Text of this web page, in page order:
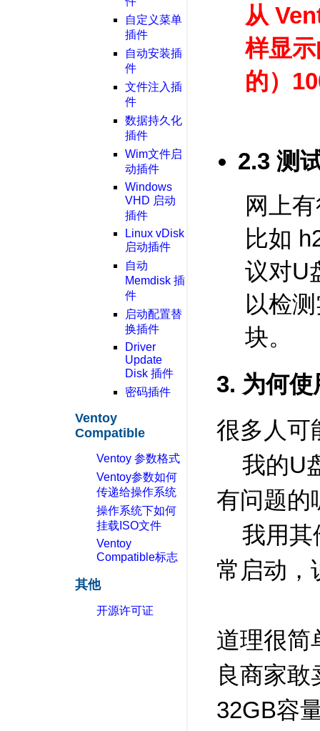
自定义菜单
插件
自动安装插
件
文件注入插
件
数据持久化
插件
Wim文件启
动插件
Windows
VHD 启动
插件
Linux vDisk
启动插件
自动
Memdisk 插
件
启动配置替
换插件
Driver
Update
Disk 插件
密码插件
Ventoy
Compatible
Ventoy 参数格式
Ventoy参数如何
传递给操作系统
操作系统下如何
挂载ISO文件
Ventoy
Compatible标志
其他
开源许可证
从
样显
的）
2.3 测
网上
比如
议对U
以检
块。
3. 为何
很多人可
我的U
有问题的
我用其
常启动，
道理很简
良商家
32GB容